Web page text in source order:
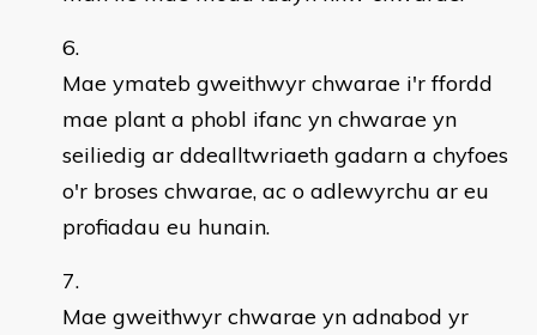
Mae ymateb gweithwyr chwarae i'r ffordd
mae plant a phobl ifanc yn chwarae yn
seiliedig ar ddealltwriaeth gadarn a chyfoes
o'r broses chwarae, ac o adlewyrchu ar eu
profiadau eu hunain.
Mae gweithwyr chwarae yn adnabod yr